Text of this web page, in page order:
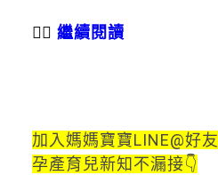
👉🏻 繼續閱讀
加入媽媽寶寶LINE@好友
孕產育兒新知不漏接👇